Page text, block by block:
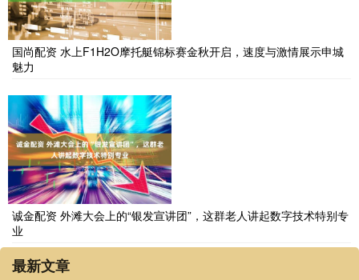
国尚配资 水上F1H2O摩托艇锦标赛金秋开启，速度与激情展示申城
魅力
诚金配资 外滩大会上的“银发宣讲团”，这群老人讲起数字技术特别专
业
最新文章